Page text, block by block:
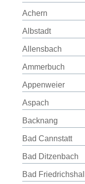
Achern
Albstadt
Allensbach
Ammerbuch
Appenweier
Aspach
Backnang
Bad Cannstatt
Bad Ditzenbach
Bad Friedrichshall